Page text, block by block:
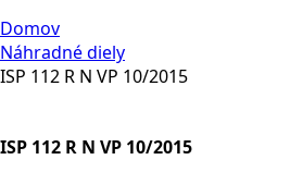
Domov
Náhradné diely
ISP 112 R N VP 10/2015
ISP 112 R N VP 10/2015